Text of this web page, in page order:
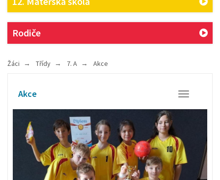
Rodiče
Žáci Třídy 7. A Akce
Otevřít/
Akce